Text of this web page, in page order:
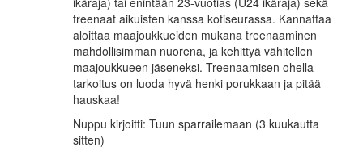
treenaat aikuisten kanssa kotiseurassa. Kannattaa
aloittaa maajoukkueiden mukana treenaaminen
mahdollisimman nuorena, ja kehittyä vähitellen
maajoukkueen jäseneksi. Treenaamisen ohella
tarkoitus on luoda hyvä henki porukkaan ja pitää
hauskaa!
Nuppu kirjoitti: Tuun sparrailemaan (3 kuukautta
sitten)